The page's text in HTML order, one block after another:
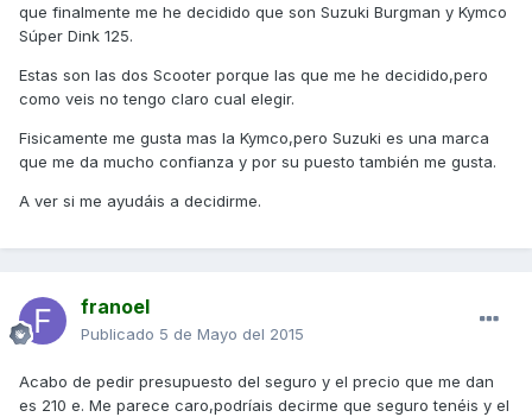
que finalmente me he decidido que son Suzuki Burgman y Kymco
Súper Dink 125.
Estas son las dos Scooter porque las que me he decidido,pero
como veis no tengo claro cual elegir.
Fisicamente me gusta mas la Kymco,pero Suzuki es una marca
que me da mucho confianza y por su puesto también me gusta.
A ver si me ayudáis a decidirme.
franoel
Publicado 5 de Mayo del 2015
Acabo de pedir presupuesto del seguro y el precio que me dan
es 210 e. Me parece caro,podríais decirme que seguro tenéis y el